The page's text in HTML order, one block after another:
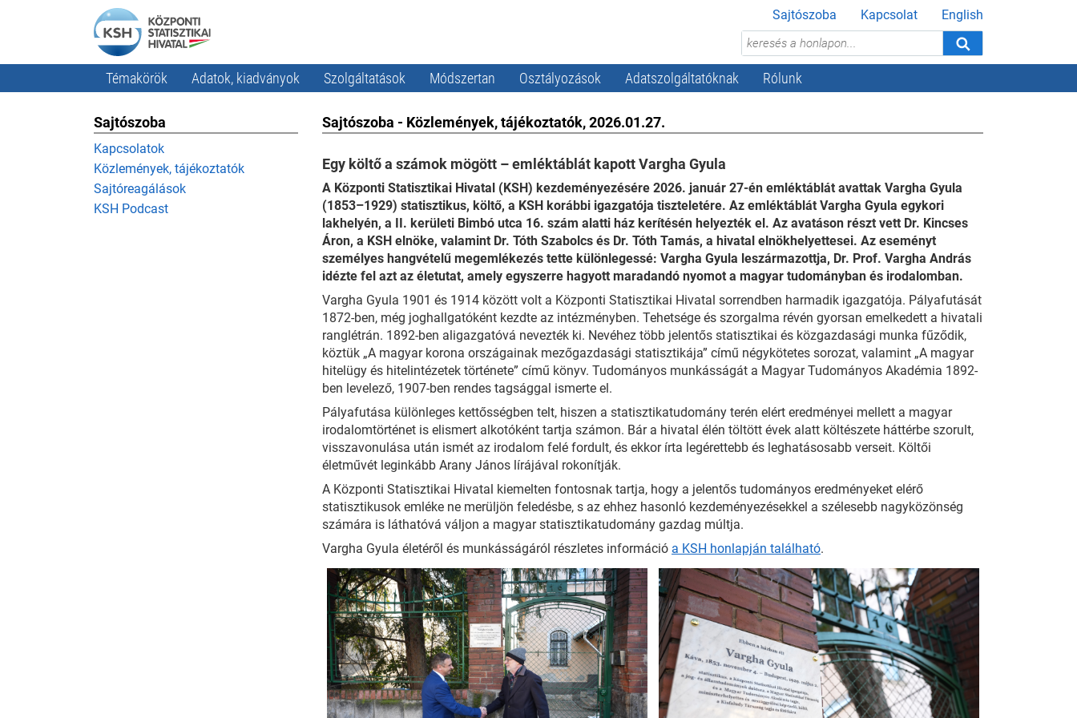
Sajtószoba Kapcsolat English
Témakörök Adatok, kiadványok Szolgáltatások Módszertan Osztályozások Adatszolgáltatóknak Rólunk
Sajtószoba
Kapcsolatok
Közlemények, tájékoztatók
Sajtóreagálások
KSH Podcast
Sajtószoba - Közlemények, tájékoztatók, 2026.01.27.
Egy költő a számok mögött – emléktáblát kapott Vargha Gyula
A Központi Statisztikai Hivatal (KSH) kezdeményezésére 2026. január 27-én emléktáblát avattak Vargha Gyula
(1853–1929) statisztikus, költő, a KSH korábbi igazgatója tiszteletére. Az emléktáblát Vargha Gyula egykori
lakhelyén, a II. kerületi Bimbó utca 16. szám alatti ház kerítésén helyezték el. Az avatáson részt vett Dr. Kincses
Áron, a KSH elnöke, valamint Dr. Tóth Szabolcs és Dr. Tóth Tamás, a hivatal elnökhelyettesei. Az eseményt
személyes hangvételű megemlékezés tette különlegessé: Vargha Gyula leszármazottja, Dr. Prof. Vargha András
idézte fel azt az életutat, amely egyszerre hagyott maradandó nyomot a magyar tudományban és irodalomban.
Vargha Gyula 1901 és 1914 között volt a Központi Statisztikai Hivatal sorrendben harmadik igazgatója. Pályafutását
1872-ben, még joghallgatóként kezdte az intézményben. Tehetsége és szorgalma révén gyorsan emelkedett a hivatali
ranglétrán. 1892-ben aligazgatóvá nevezték ki. Nevéhez több jelentős statisztikai és közgazdasági munka fűződik,
köztük „A magyar korona országainak mezőgazdasági statisztikája” című négykötetes sorozat, valamint „A magyar
hitelügy és hitelintézetek története” című könyv. Tudományos munkásságát a Magyar Tudományos Akadémia 1892-
ben levelező, 1907-ben rendes tagsággal ismerte el.
Pályafutása különleges kettősségben telt, hiszen a statisztikatudomány terén elért eredményei mellett a magyar
irodalomtörténet is elismert alkotóként tartja számon. Bár a hivatal élén töltött évek alatt költészete háttérbe szorult,
visszavonulása után ismét az irodalom felé fordult, és ekkor írta legérettebb és leghatásosabb verseit. Költői
életművét leginkább Arany János lírájával rokonítják.
A Központi Statisztikai Hivatal kiemelten fontosnak tartja, hogy a jelentős tudományos eredményeket elérő
statisztikusok emléke ne merüljön feledésbe, s az ehhez hasonló kezdeményezésekkel a szélesebb nagyközönség
számára is láthatóvá váljon a magyar statisztikatudomány gazdag múltja.
Vargha Gyula életéről és munkásságáról részletes információ a KSH honlapján található.